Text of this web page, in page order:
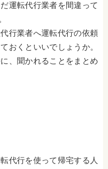
運転代行業者を間違って
行業者へ運転代行の依頼
おくといいでしょうか。
、聞かれることをまとめ
代行を使って帰宅する人